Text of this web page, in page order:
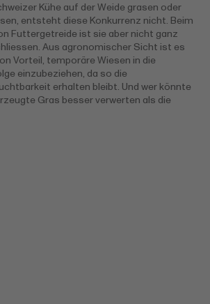
Kühe auf der Weide grasen oder
entsteht diese Konkurrenz nicht. Beim
Futtergetreide ist sie aber nicht ganz
Aus agronomischer Sicht ist es
Vorteil, temporäre Wiesen in die
einzubeziehen, da so die
erhalten bleibt. Und wer könnte
Gras besser verwerten als die